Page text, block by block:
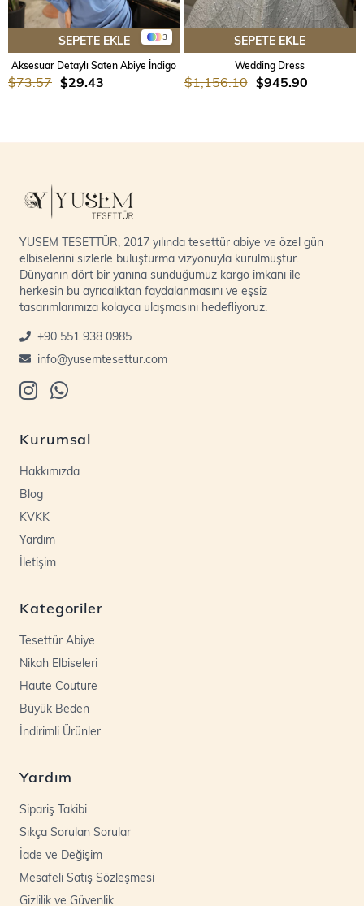
3
SEPETE EKLE
Aksesuar Detaylı Saten Abiye İndigo
$29.43
$73.57
SEPETE EKLE
Wedding Dress
$945.90
$1,156.10
YUSEM TESETTÜR, 2017 yılında tesettür abiye ve özel gün
elbiselerini sizlerle buluşturma vizyonuyla kurulmuştur.
Dünyanın dört bir yanına sunduğumuz kargo imkanı ile
herkesin bu ayrıcalıktan faydalanmasını ve eşsiz
tasarımlarımıza kolayca ulaşmasını hedefliyoruz.
+90 551 938 0985
info@yusemtesettur.com
Kurumsal
Hakkımızda
Blog
KVKK
Yardım
İletişim
Kategoriler
Tesettür Abiye
Nikah Elbiseleri
Haute Couture
Büyük Beden
İndirimli Ürünler
Yardım
Sipariş Takibi
Sıkça Sorulan Sorular
İade ve Değişim
Mesafeli Satış Sözleşmesi
Gizlilik ve Güvenlik